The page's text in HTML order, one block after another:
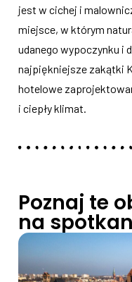
jest w cichej i
miejsce, w którym
udanego wypoczynku i
najpiękniejsze zakątki
hotelowe
i ciepły klimat.
Poznaj te
na